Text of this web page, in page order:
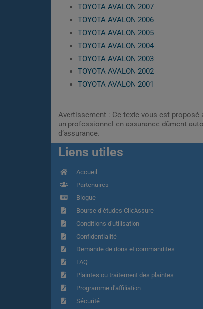
TOYOTA AVALON 2007
TOYOTA AVALON 2006
TOYOTA AVALON 2005
TOYOTA AVALON 2004
TOYOTA AVALON 2003
TOYOTA AVALON 2002
TOYOTA AVALON 2001
Avertissement : Ce texte vous est
un professionnel en assurance dûment
d’assurance.
Liens utiles
Accueil
Partenaires
Blogue
Bourse d’études ClicAssure
Conditions d'utilisation
Confidentialité
Demande de dons et commandites
FAQ
Plaintes ou traitement des plaintes
Programme d'affiliation
Sécurité